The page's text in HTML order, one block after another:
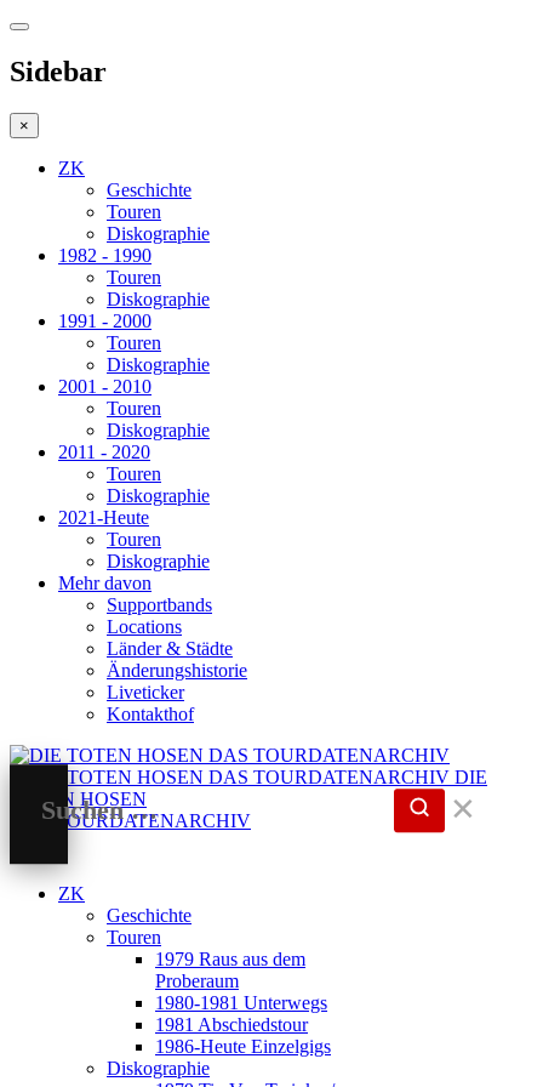
Sidebar
×
ZK
Geschichte
Touren
Diskographie
1982 - 1990
Touren
Diskographie
1991 - 2000
Touren
Diskographie
2001 - 2010
Touren
Diskographie
2011 - 2020
Touren
Diskographie
2021-Heute
Touren
Diskographie
Mehr davon
Supportbands
Locations
Länder & Städte
Änderungshistorie
Liveticker
Kontakthof
DIE
TOTEN HOSEN
DAS TOURDATENARCHIV
✕
ZK
Geschichte
Touren
1979 Raus aus dem
Proberaum
1980-1981 Unterwegs
1981 Abschiedstour
1986-Heute Einzelgigs
Diskographie